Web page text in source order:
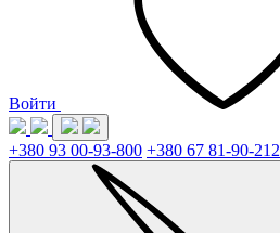
Войти
+380 93 00-93-800 +380 67 81-90-212